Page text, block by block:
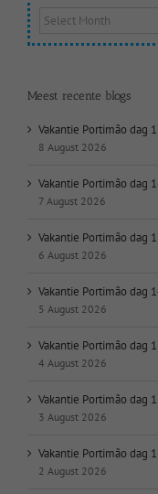
Zoek
op
datum:
Meest recente blogs
Vakantie Portimão dag
8 August 2026
Vakantie Portimão dag
7 August 2026
Vakantie Portimão dag
6 August 2026
Vakantie Portimão dag
5 August 2026
Vakantie Portimão dag
4 August 2026
Vakantie Portimão dag
3 August 2026
Vakantie Portimão dag
2 August 2026